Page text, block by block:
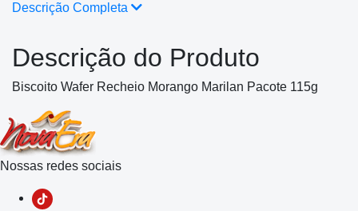
Descrição Completa
Descrição do Produto
Biscoito Wafer Recheio Morango Marilan Pacote 115g
Nossas redes sociais